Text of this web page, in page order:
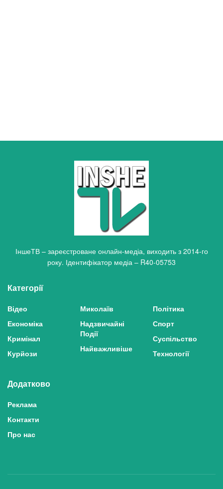
ІншеТВ – зареєстроване онлайн-медіа, виходить з 2014-го
року. Ідентифікатор медіа – R40-05753
Категорії
Відео
Економіка
Кримінал
Курйози
Миколаїв
Надзвичайні
Події
Найважливіше
Політика
Спорт
Суспільство
Технології
Додатково
Реклама
Контакти
Про нас